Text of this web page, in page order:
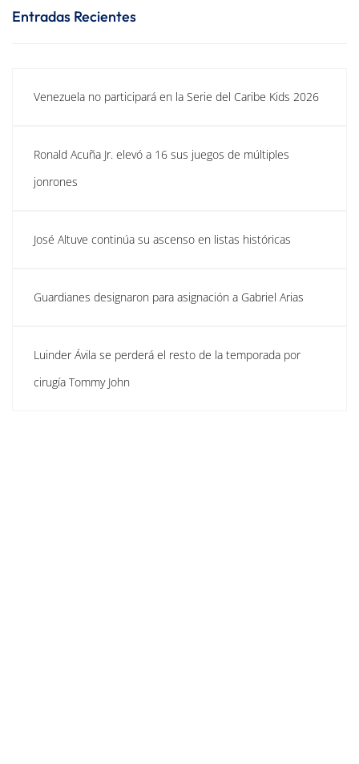
Entradas Recientes
Venezuela no participará en la Serie del Caribe Kids 2026
Ronald Acuña Jr. elevó a 16 sus juegos de múltiples
jonrones
José Altuve continúa su ascenso en listas históricas
Guardianes designaron para asignación a Gabriel Arias
Luinder Ávila se perderá el resto de la temporada por
cirugía Tommy John